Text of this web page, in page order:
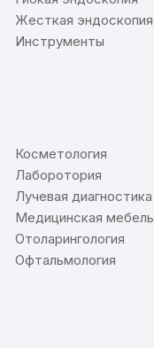
Жесткая эндоскопия
Инструменты
Косметология
Лаборотория
Лучевая диагностика
Медицинская мебель
Отоларингология
Офтальмология